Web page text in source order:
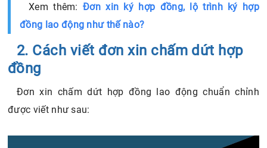
Xem thêm:Đơn xin ký hợp đồng, lộ trình ký hợp
đồng lao động như thế nào?
2. Cách viết đơn xin chấm dứt hợp
đồng
Đơn xin chấm dứt hợp đồng lao động chuẩn chỉnh
được viết như sau: